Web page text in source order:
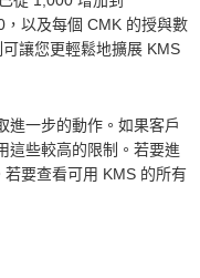
以及每個 CMK 的授與數
讓您更輕鬆地擴展 KMS
進一步的動作。如果客戶
這些較高的限制。若要進
若要查看可用 KMS 的所有